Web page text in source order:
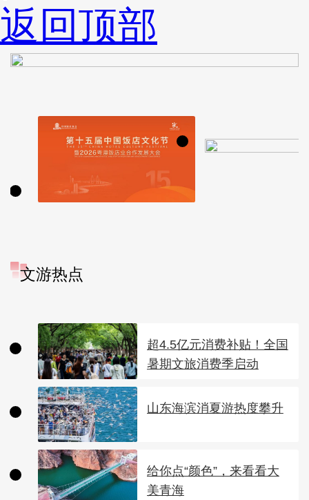
返回顶部
文游热点
超4.5亿元消费补贴！全国
暑期文旅消费季启动
山东海滨消夏游热度攀升
给你点“颜色”，来看看大
美青海